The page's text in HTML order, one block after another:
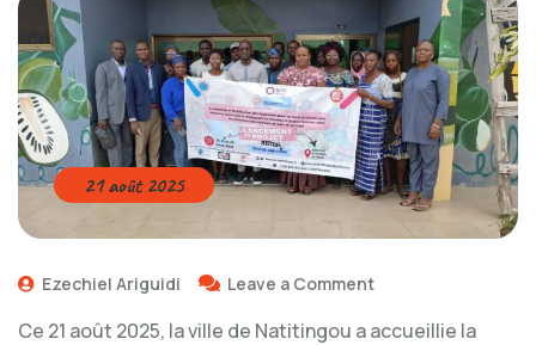
21 août 2025
Ezechiel Ariguidi Leave a Comment
Ce 21 août 2025, la ville de Natitingou a accueillie la